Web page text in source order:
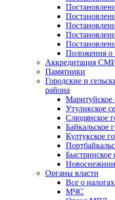
Положения о
Аккредитация
Памятники
Городские и
района
Маритуйское
Утуликское
Слюдянское
Байкальское
Култукское
Быстринское
Органы власти
Все о
МЧС